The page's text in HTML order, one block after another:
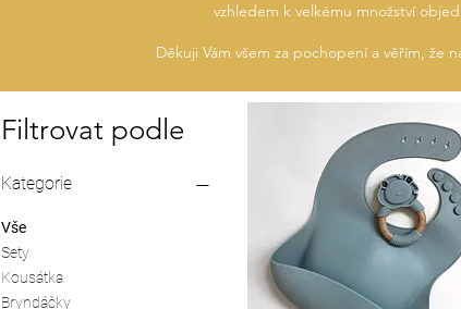
vzhledem k velkému množství
Děkuji Vám všem za pochopení a věřím, že
Filtrovat podle
Kategorie
Vše
Sety
Kousátka
Bryndáčky